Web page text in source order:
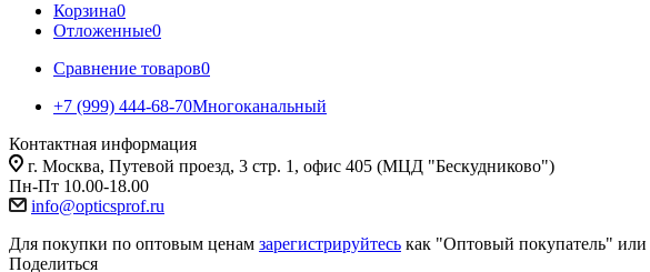
Корзина0
Отложенные0
Сравнение товаров0
+7 (999) 444-68-70Многоканальный
Контактная информация
г. Москва, Путевой проезд, 3 стр. 1, офис 405 (МЦД "Бескудниково")
Пн-Пт 10.00-18.00
info@opticsprof.ru
Для покупки по оптовым ценам зарегистрируйтесь как "Оптовый покупатель" или
Поделиться